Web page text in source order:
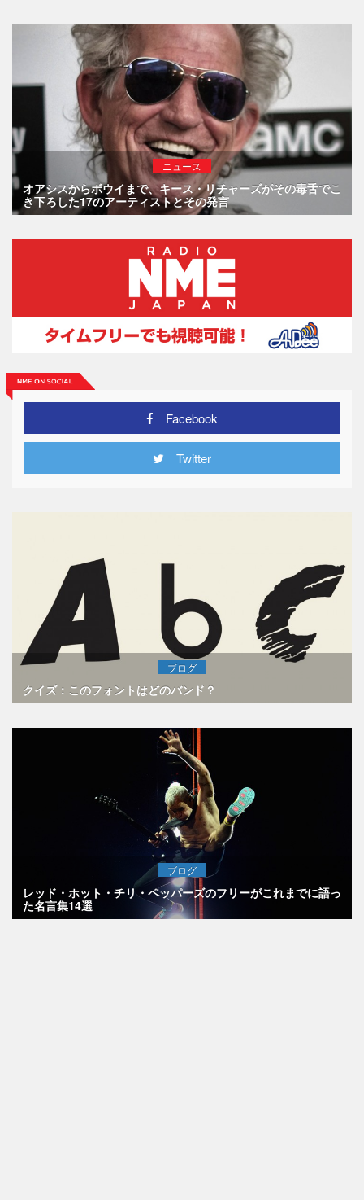
ニュース
オアシスからボウイまで、キース・リチャーズがその毒舌でこ
き下ろした17のアーティストとその発言
Facebook
Twitter
ブログ
クイズ：このフォントはどのバンド？
ブログ
レッド・ホット・チリ・ペッパーズのフリーがこれまでに語っ
た名言集14選